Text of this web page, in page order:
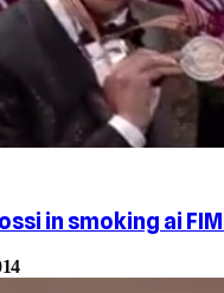
in smoking ai